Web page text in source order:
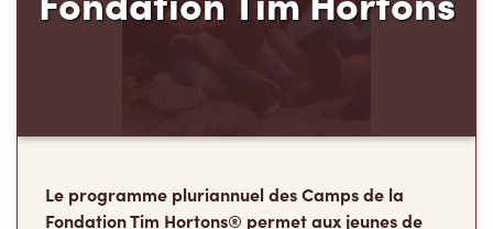
Fondation Tim Hortons® permet aux jeunes de
milieux défavorisés âgés de 12 à 16 ans de